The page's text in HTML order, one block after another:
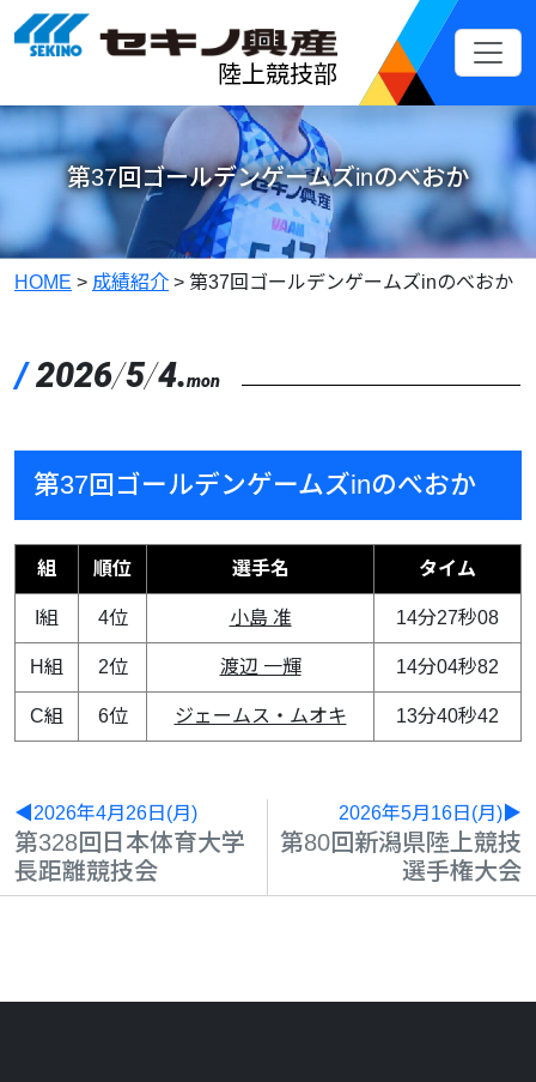
メインコンテンツへスキップ
陸上競技部
第37回ゴールデンゲームズinのべおか
HOME > 成績紹介 > 第37回ゴールデンゲームズinのべおか
/2026/5/4.mon
第37回ゴールデンゲームズinのべおか
組 順位 選手名 タイム
I組 4位 小島 准 14分27秒08
H組 2位 渡辺 一輝 14分04秒82
C組 6位 ジェームス・ムオキ 13分40秒42
◀2026年4月26日(月)
第328回日本体育大学
長距離競技会
2026年5月16日(月)▶
第80回新潟県陸上競技
選手権大会